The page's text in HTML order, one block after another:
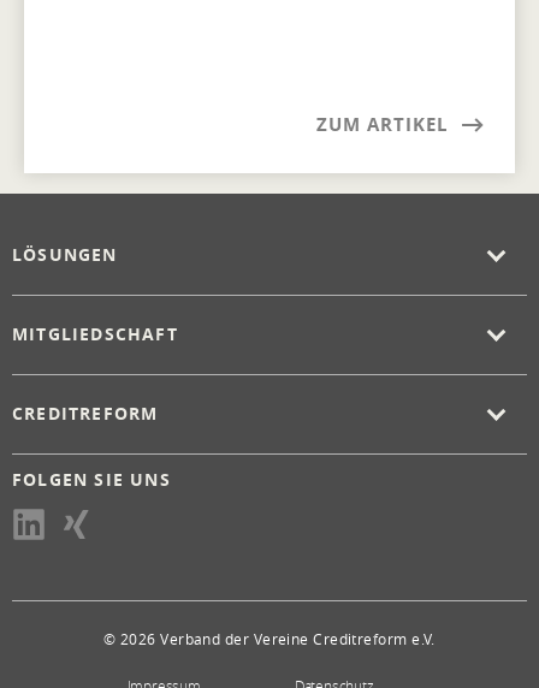
ZUM ARTIKEL
LÖSUNGEN
MITGLIEDSCHAFT
CREDITREFORM
FOLGEN SIE UNS
© 2026 Verband der Vereine Creditreform e.V.